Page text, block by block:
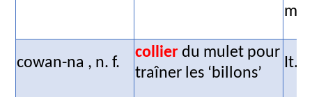
cowan-na , n. f.
collier du mulet pour
traîner les ‘billons’
It.